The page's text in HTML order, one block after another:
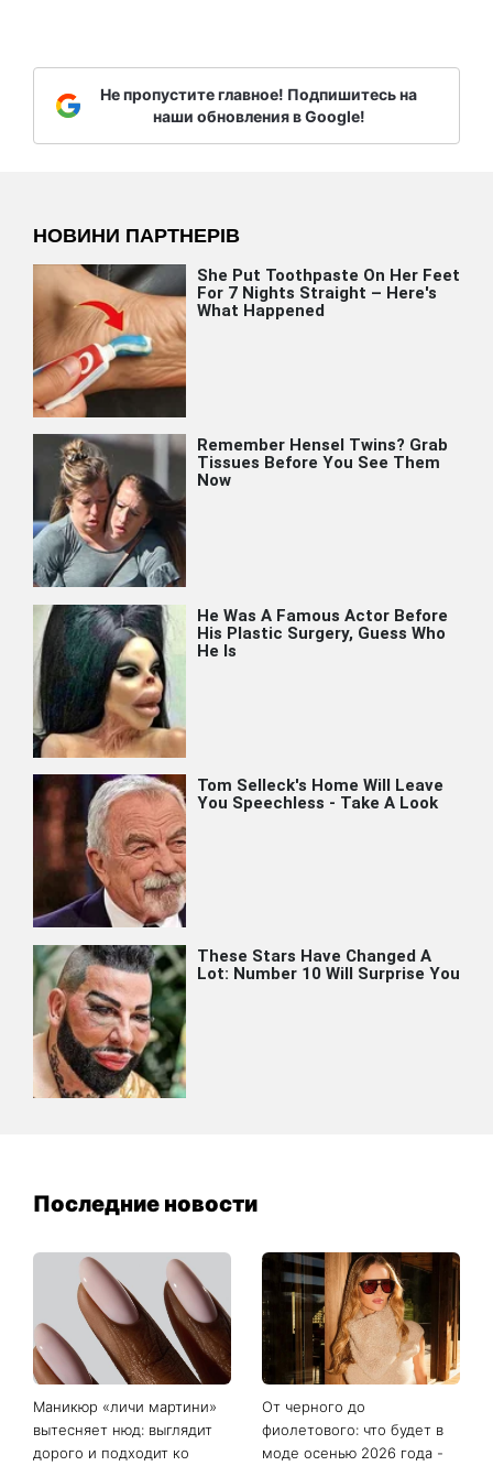
Не пропустите главное! Подпишитесь на
наши обновления в Google!
Последние новости
Маникюр «личи мартини»
вытесняет нюд: выглядит
дорого и подходит ко
От черного до
фиолетового: что будет в
моде осенью 2026 года -